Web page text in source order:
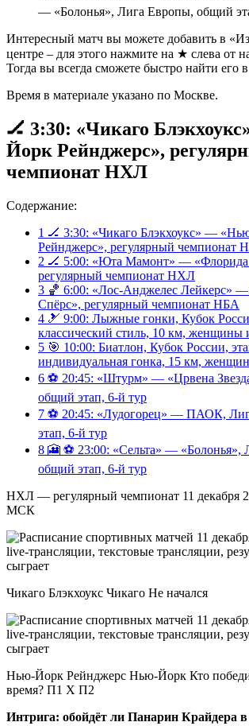
— «Болонья», Лига Европы, общий
Интересный матч вы можете добавить в
центре – для этого нажмите на ★ слева от
Тогда вы всегда сможете быстро найти его
Время в материале указано по Москве.
🏒 3:30: «Чикаго
Йорк Рейнджерс»,
чемпионат НХЛ
Содержание:
1 🏒 3:30: «Чикаго Блэкхоукс» —
Рейнджерс», регулярный чемпионат
2 🏒 5:00: «Юта Мамонт» — «Флорида
регулярный чемпионат НХЛ
3 🏀 6:00: «Лос-Анджелес Лейкерс»
Спёрс», регулярный чемпионат НБА
4 🎿 9:00: Лыжные гонки, Кубок
классический стиль, 10 км,
5 🎯 10:00: Биатлон, Кубок России,
индивидуальная гонка, 15 км,
6 ⚽️ 20:45: «Штурм» — «Црвена
общий этап, 6-й тур
7 ⚽️ 20:45: «Лудогорец» — ПАОК,
этап, 6-й тур
8 🎦 ⚽️ 23:00: «Сельта» — «Болонья»,
общий этап, 6-й тур
НХЛ — регулярный чемпионат 11 декабря
МСК
Чикаго Блэкхоукс Чикаго Не начался
Нью-Йорк Рейнджерс Нью-Йорк Кто
время? П1 X П2
Интрига: обойдёт ли Панарин Крайдера